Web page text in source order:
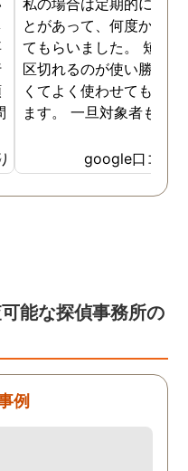
とがあって、何度か調査
てもらいました。 短時
区切れるのが使い勝手が
くてよく使わせてもらっ
ます。 一旦対象者も落
様子を見たいと思います
様子を見て動きそうなら
の時はまた尾行をお願い
google口コミ
能な探偵事務所の
例